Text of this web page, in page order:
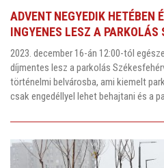
ADVENT NEGYEDIK HETÉBEN
INGYENES LESZ A PARKOLÁS
2023. december 16-án 12:00-tól
díjmentes lesz a parkolás
történelmi belvárosba, ami kiemelt
csak engedéllyel lehet behajtani és a